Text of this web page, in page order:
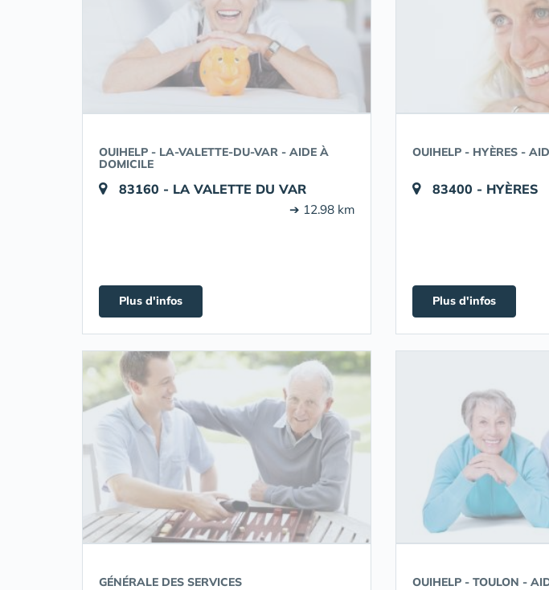
OUIHELP - LA-VALETTE-DU-VAR - AIDE À
DOMICILE
83160 - LA VALETTE DU VAR
➔ 12.98 km
Plus d'infos
OUIHELP - HYÈRES -
83400 - HYÈRES
Plus d'infos
GÉNÉRALE DES SERVICES OUIHELP - TOULON -